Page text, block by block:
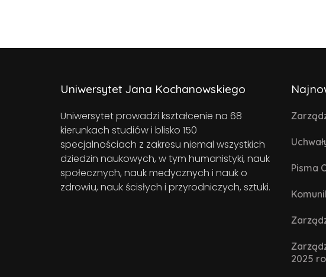
Uniwersytet Jana Kochanowskiego
Uniwersytet prowadzi kształcenie na 68
kierunkach studiów i blisko 150
specjalnościach z zakresu niemal wszystkich
dziedzin naukowych, w tym humanistyki, nauk
społecznych, nauk medycznych i nauk o
zdrowiu, nauk ścisłych i przyrodniczych, sztuki.
Pisma
2025